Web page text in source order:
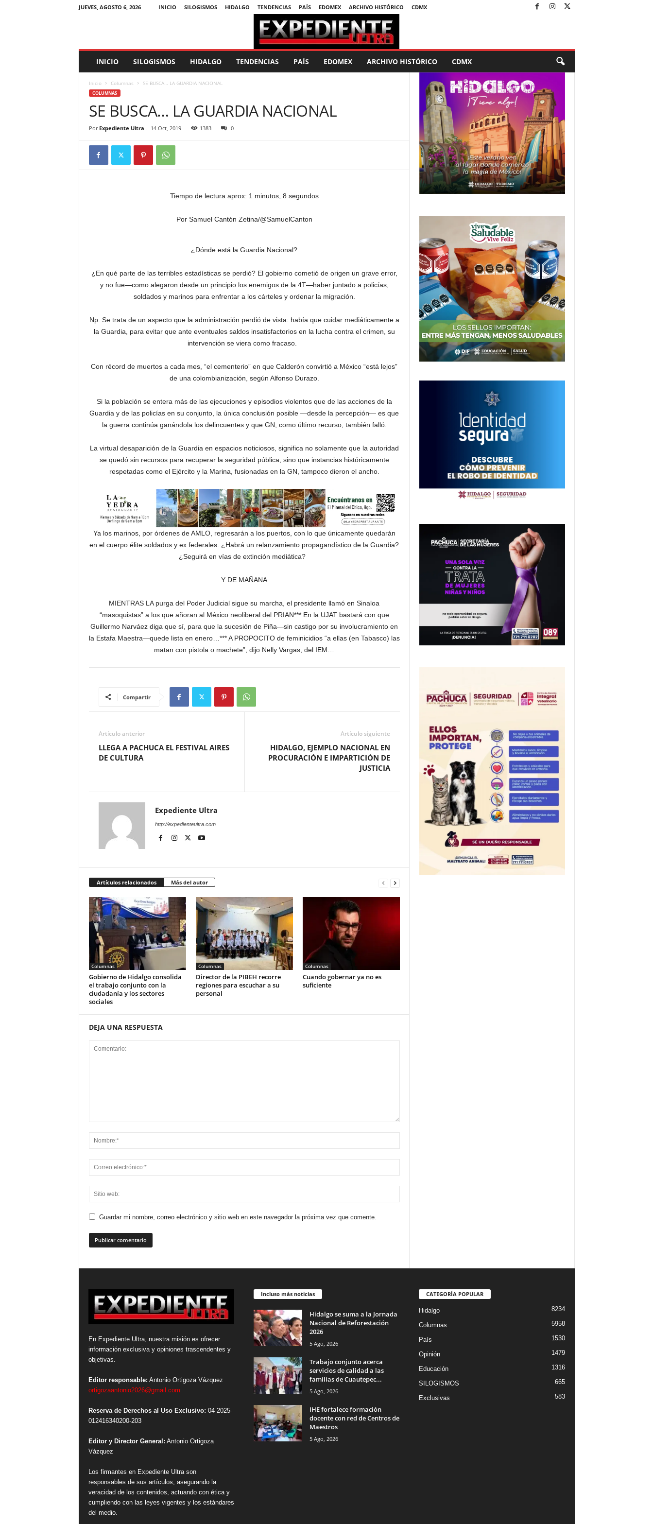
JUEVES, AGOSTO 6, 2026 INICIO SILOGISMOS HIDALGO TENDENCIAS PAÍS EDOMEX ARCHIVO HISTÓRICO CDMX
p
INICIO SILOGISMOS HIDALGO TENDENCIAS PAÍS EDOMEX ARCHIVO HISTÓRICO CDMX
Inicio Columnas SE BUSCA… LA GUARDIA NACIONAL
COLUMNAS
SE BUSCA… LA GUARDIA NACIONAL
Por Expediente Ultra - 14 Oct, 2019 1383 0
Tiempo de lectura aprox: 1 minutos, 8 segundos
Por Samuel Cantón Zetina/@SamuelCanton
¿Dónde está la Guardia Nacional?
¿En qué parte de las terribles estadísticas se perdió? El gobierno cometió de origen un grave error,
y no fue—como alegaron desde un principio los enemigos de la 4T—haber juntado a policías,
soldados y marinos para enfrentar a los cárteles y ordenar la migración.
Np. Se trata de un aspecto que la administración perdió de vista: había que cuidar mediáticamente a
la Guardia, para evitar que ante eventuales saldos insatisfactorios en la lucha contra el crimen, su
intervención se viera como fracaso.
Con récord de muertos a cada mes, “el cementerio” en que Calderón convirtió a México “está lejos”
de una colombianización, según Alfonso Durazo.
Si la población se entera más de las ejecuciones y episodios violentos que de las acciones de la
Guardia y de las policías en su conjunto, la única conclusión posible —desde la percepción— es que
la guerra continúa ganándola los delincuentes y que GN, como último recurso, también falló.
La virtual desaparición de la Guardia en espacios noticiosos, significa no solamente que la autoridad
se quedó sin recursos para recuperar la seguridad pública, sino que instancias históricamente
respetadas como el Ejército y la Marina, fusionadas en la GN, tampoco dieron el ancho.
Ya los marinos, por órdenes de AMLO, regresarán a los puertos, con lo que únicamente quedarán
en el cuerpo élite soldados y ex federales. ¿Habrá un relanzamiento propagandístico de la Guardia?
¿Seguirá en vías de extinción mediática?
Y DE MAÑANA
MIENTRAS LA purga del Poder Judicial sigue su marcha, el presidente llamó en Sinaloa
“masoquistas” a los que añoran al México neoliberal del PRIAN*** En la UJAT bastará con que
Guillermo Narváez diga que sí, para que la sucesión de Piña—sin castigo por su involucramiento en
la Estafa Maestra—quede lista en enero…*** A PROPOCITO de feminicidios “a ellas (en Tabasco) las
matan con pistola o machete”, dijo Nelly Vargas, del IEM…
Compartir
Artículo anterior
LLEGA A PACHUCA EL FESTIVAL AIRES
DE CULTURA
Artículo siguiente
HIDALGO, EJEMPLO NACIONAL EN
PROCURACIÓN E IMPARTICIÓN DE
JUSTICIA
Expediente Ultra
http://expedienteultra.com
Artículos relacionados Más del autor
Columnas
Gobierno de Hidalgo consolida
el trabajo conjunto con la
ciudadanía y los sectores
sociales
Columnas
Director de la PIBEH recorre
regiones para escuchar a su
personal
Columnas
Cuando gobernar ya no es
suficiente
DEJA UNA RESPUESTA
Guardar mi nombre, correo electrónico y sitio web en este navegador la próxima vez que comente.
En Expediente Ultra, nuestra misión es ofrecer
información exclusiva y opiniones trascendentes y
objetivas.
Editor responsable: Antonio Ortigoza Vázquez
ortigozaantonio2026@gmail.com
Reserva de Derechos al Uso Exclusivo: 04-2025-
012416340200-203
Editor y Director General: Antonio Ortigoza
Vázquez
Los firmantes en Expediente Ultra son
responsables de sus artículos, asegurando la
veracidad de los contenidos, actuando con ética y
cumpliendo con las leyes vigentes y los estándares
del medio.
Incluso más noticias
Hidalgo se suma a la Jornada
Nacional de Reforestación
2026
5 Ago, 2026
Trabajo conjunto acerca
servicios de calidad a las
familias de Cuautepec...
5 Ago, 2026
IHE fortalece formación
docente con red de Centros de
Maestros
5 Ago, 2026
CATEGORÍA POPULAR
Hidalgo 8234
Columnas 5958
País 1530
Opinión 1479
Educación 1316
SILOGISMOS 665
Exclusivas 583